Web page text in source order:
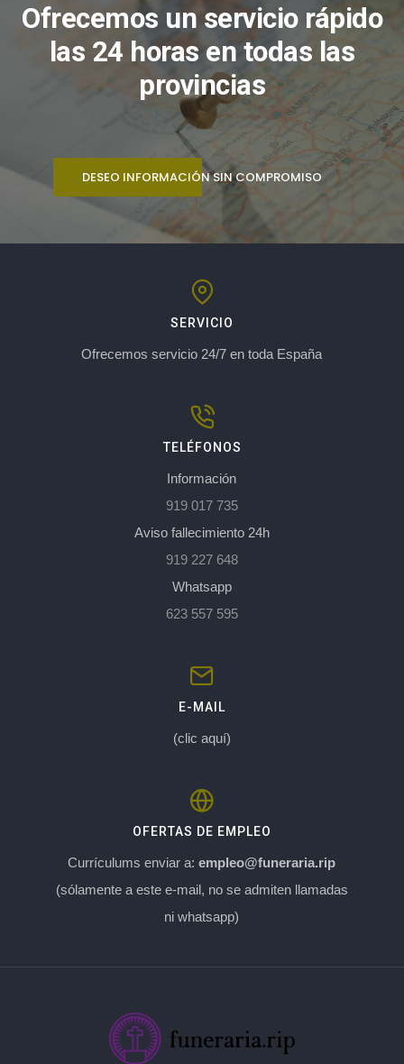
Ofrecemos un servicio rápido
las 24 horas en todas las
provincias
DESEO INFORMACIÓN SIN COMPROMISO
SERVICIO
Ofrecemos servicio 24/7 en toda España
TELÉFONOS
Información
919 017 735
Aviso fallecimiento 24h
919 227 648
Whatsapp
623 557 595
E-MAIL
(clic aquí)
OFERTAS DE EMPLEO
Currículums enviar a:empleo@funeraria.rip
(sólamente a este e-mail, no se admiten llamadas
ni whatsapp)